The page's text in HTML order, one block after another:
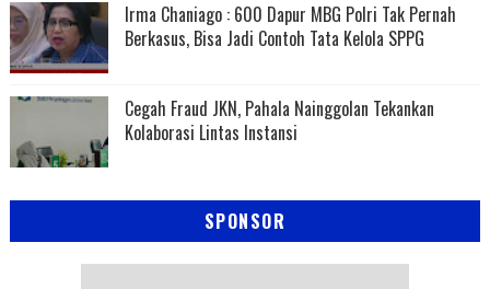
Irma Chaniago : 600 Dapur MBG Polri Tak Pernah
Berkasus, Bisa Jadi Contoh Tata Kelola SPPG
Cegah Fraud JKN, Pahala Nainggolan Tekankan
Kolaborasi Lintas Instansi
SPONSOR